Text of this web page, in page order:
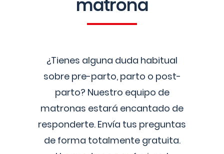
matrona
¿Tienes alguna duda habitual
sobre pre-parto, parto o post-
parto? Nuestro equipo de
matronas estará encantado de
responderte. Envía tus preguntas
de forma totalmente gratuita.